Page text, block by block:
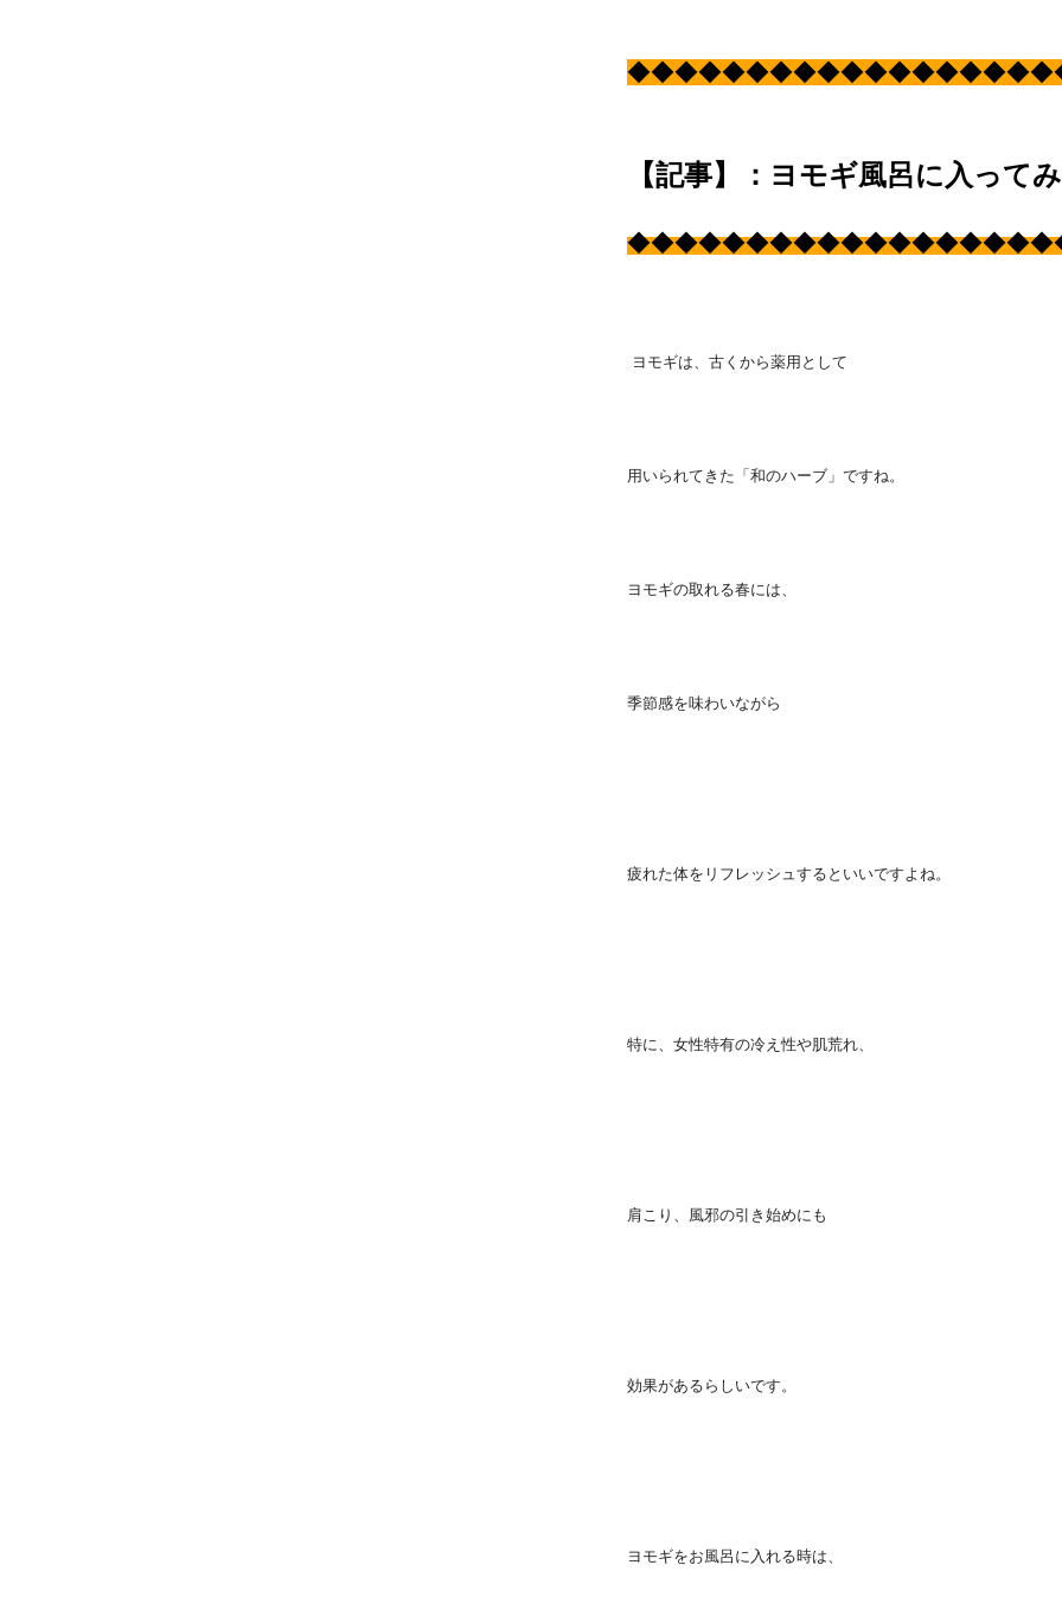
◆◆◆◆◆◆◆◆◆◆◆◆◆◆◆◆◆◆
【記事】：ヨモギ風呂に入って
◆◆◆◆◆◆◆◆◆◆◆◆◆◆◆◆◆◆
ヨモギは、古くから薬用として
用いられてきた「和のハーブ」ですね。
ヨモギの取れる春には、
季節感を味わいながら
疲れた体をリフレッシュするといいですよね。
特に、女性特有の冷え性や肌荒れ、
肩こり、風邪の引き始めにも
効果があるらしいです。
ヨモギをお風呂に入れる時は、